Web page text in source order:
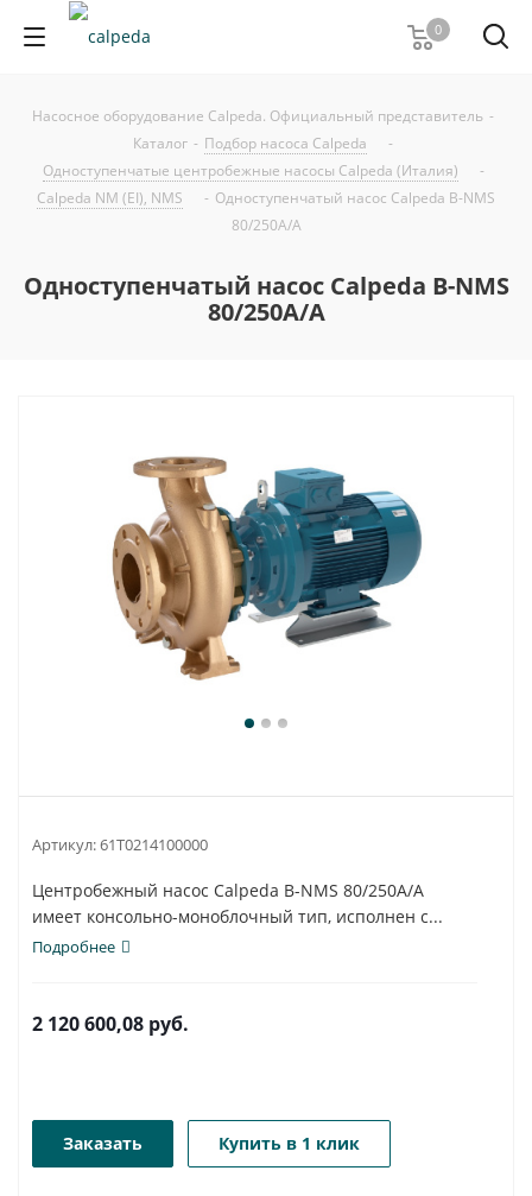
0
Насосное оборудование Calpeda. Официальный представитель -
Каталог - Подбор насоса Calpeda
-
Одноступенчатые центробежные насосы Calpeda (Италия)
-
Calpeda NM (EI), NMS
- Одноступенчатый насос Calpeda B-NMS
80/250A/A
Одноступенчатый насос Calpeda B-NMS
80/250A/A
Артикул:61T0214100000
Центробежный насос Calpeda B-NMS 80/250A/A
имеет консольно-моноблочный тип, исполнен с...
Подробнее
2 120 600,08 руб.
Заказать Купить в 1 клик